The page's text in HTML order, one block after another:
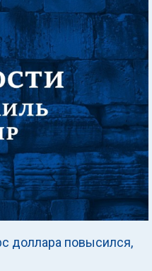
доллара повысился,